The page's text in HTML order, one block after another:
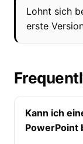
Lohnt sich
erste
Kann ich
PowerPoint